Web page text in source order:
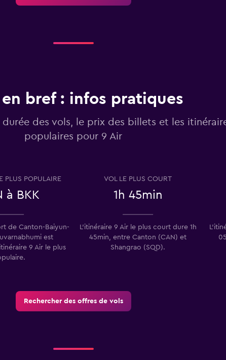
en bref : infos pratiques
durée des vols, le prix des billets et les
populaires pour 9 Air
PLUS POPULAIRE
à BKK
VOL LE PLUS COURT
1h 45min
de Canton-Baiyun-
est
9 Air le plus
L’itinéraire 9 Air le plus court dure 1h
45min, entre Canton (CAN) et
Shangrao (SQD).
Rechercher des offres de vols